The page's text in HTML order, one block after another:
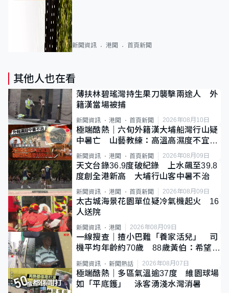
新聞資訊 港聞 首頁新聞
其他人也在看
薄扶林碧瑤灣持生果刀襲擊兩途人 外
籍漢當場被捕
新聞資訊 港聞 首頁新聞 2026年08月10日
極端酷熱｜六旬外籍漢大埔船灣行山疑
中暑亡 山藝教練：高溫高濕度不宜遠
足
新聞資訊 港聞 首頁新聞 2026年08月09日
天文台錄36.9度破紀錄 上水飆至39.8
度創全港新高 大埔行山客中暑不治
新聞資訊 港聞 首頁新聞 2026年08月09日
太古城海景花園單位疑冷氣機起火 16
人送院
新聞資訊 港聞 2026年08月09日
一線搜查｜揸小巴難「養家活兒」 司
機平均年齡約70歲 88歲黃伯：希望一
直揸落去
新聞資訊 新聞熱話 2026年08月07日
極端酷熱｜多區氣溫逾37度 維園球場
如「平底鑊」 泳客湧淺水灣消暑